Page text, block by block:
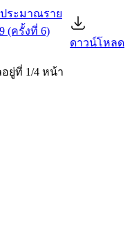
ระมาณราย
(ครั้งที่ 6)
ดาวน์โหลด
ยู่ที่ 1/4 หน้า